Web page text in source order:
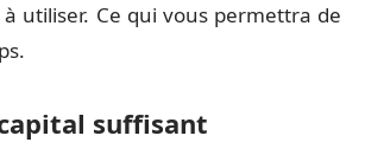
utiliser. Ce qui vous permettra de
suffisant